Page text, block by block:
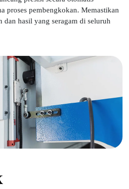
proses pembengkokan. Memastikan
dan hasil yang seragam di seluruh